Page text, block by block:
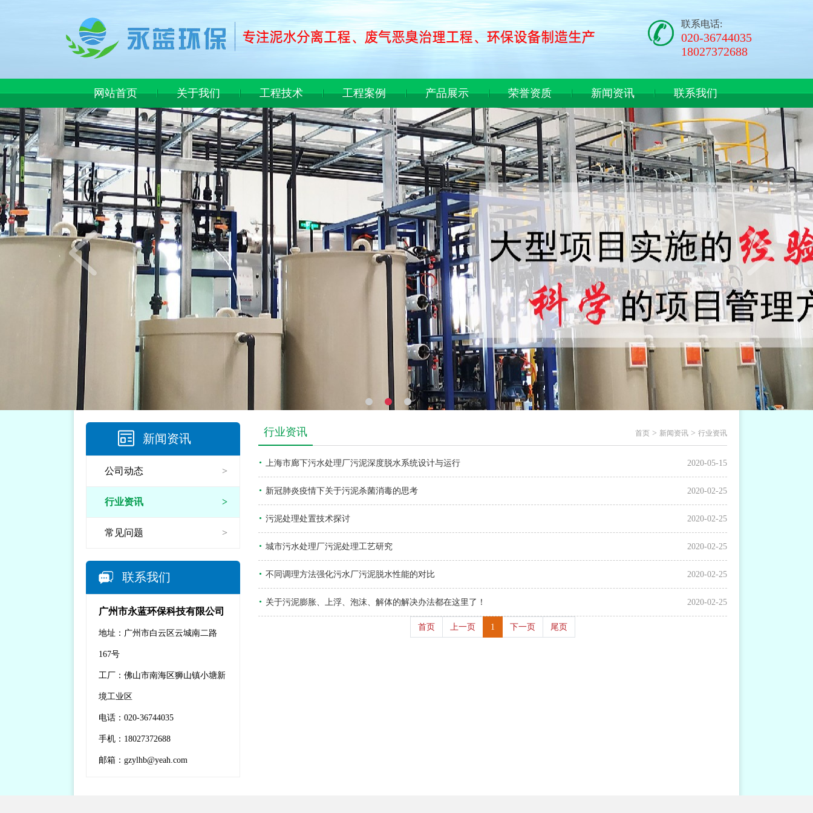
联系电话:
020-36744035
18027372688
网站首页 关于我们 工程技术 工程案例 产品展示 荣誉资质 新闻资讯 联系我们
新闻资讯
公司动态 >
行业资讯 >
常见问题 >
联系我们
广州市永蓝环保科技有限公司
地址：广州市白云区云城南二路
167号
工厂：佛山市南海区狮山镇小塘新
境工业区
电话：020-36744035
手机：18027372688
邮箱：gzylhb@yeah.com
行业资讯 首页 > 新闻资讯 > 行业资讯
上海市廊下污水处理厂污泥深度脱水系统设计与运行 2020-05-15
新冠肺炎疫情下关于污泥杀菌消毒的思考 2020-02-25
污泥处理处置技术探讨 2020-02-25
城市污水处理厂污泥处理工艺研究 2020-02-25
不同调理方法强化污水厂污泥脱水性能的对比 2020-02-25
关于污泥膨胀、上浮、泡沫、解体的解决办法都在这里了！ 2020-02-25
首页 上一页 1 下一页 尾页